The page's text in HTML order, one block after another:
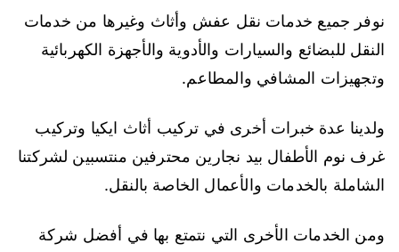
نوفر جميع خدمات نقل عفش وأثاث وغيرها من خدمات
النقل للبضائع والسيارات والأدوية والأجهزة الكهربائية
وتجهيزات المشافي والمطاعم.
ولدينا عدة خبرات أخرى في تركيب أثاث ايكيا وتركيب
غرف نوم الأطفال بيد نجارين محترفين منتسبين لشركتنا
الشاملة بالخدمات والأعمال الخاصة بالنقل.
ومن الخدمات الأخرى التي نتمتع بها في أفضل شركة